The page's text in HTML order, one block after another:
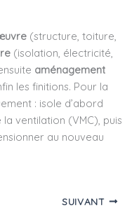
(structure, toiture,
(isolation, électricité,
aménagement
les finitions. Pour la
: isole d’abord
ventilation (VMC), puis
au nouveau
SUIVANT